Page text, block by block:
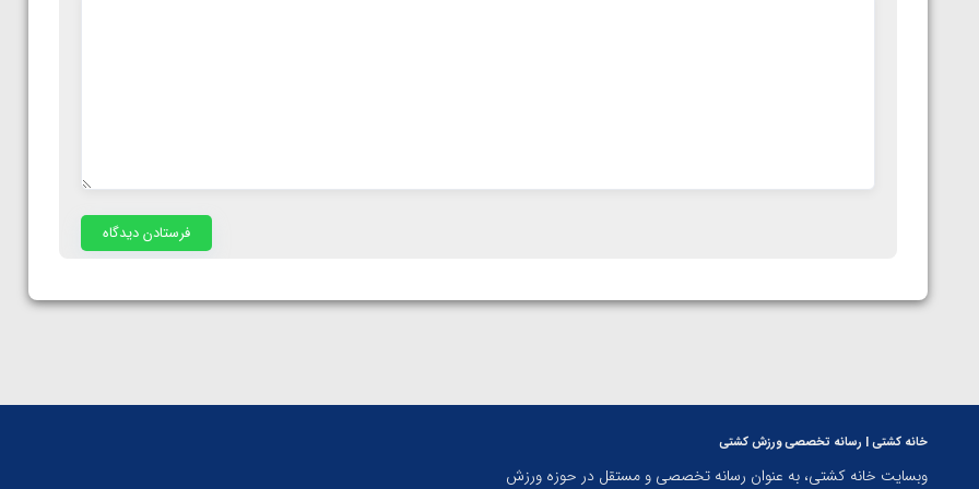
خانه کشتی | رسانه تخصصی ورزش کشتی
وبسایت خانه کشتی، به عنوان رسانه تخصصی و مستقل در حوزه ورزش